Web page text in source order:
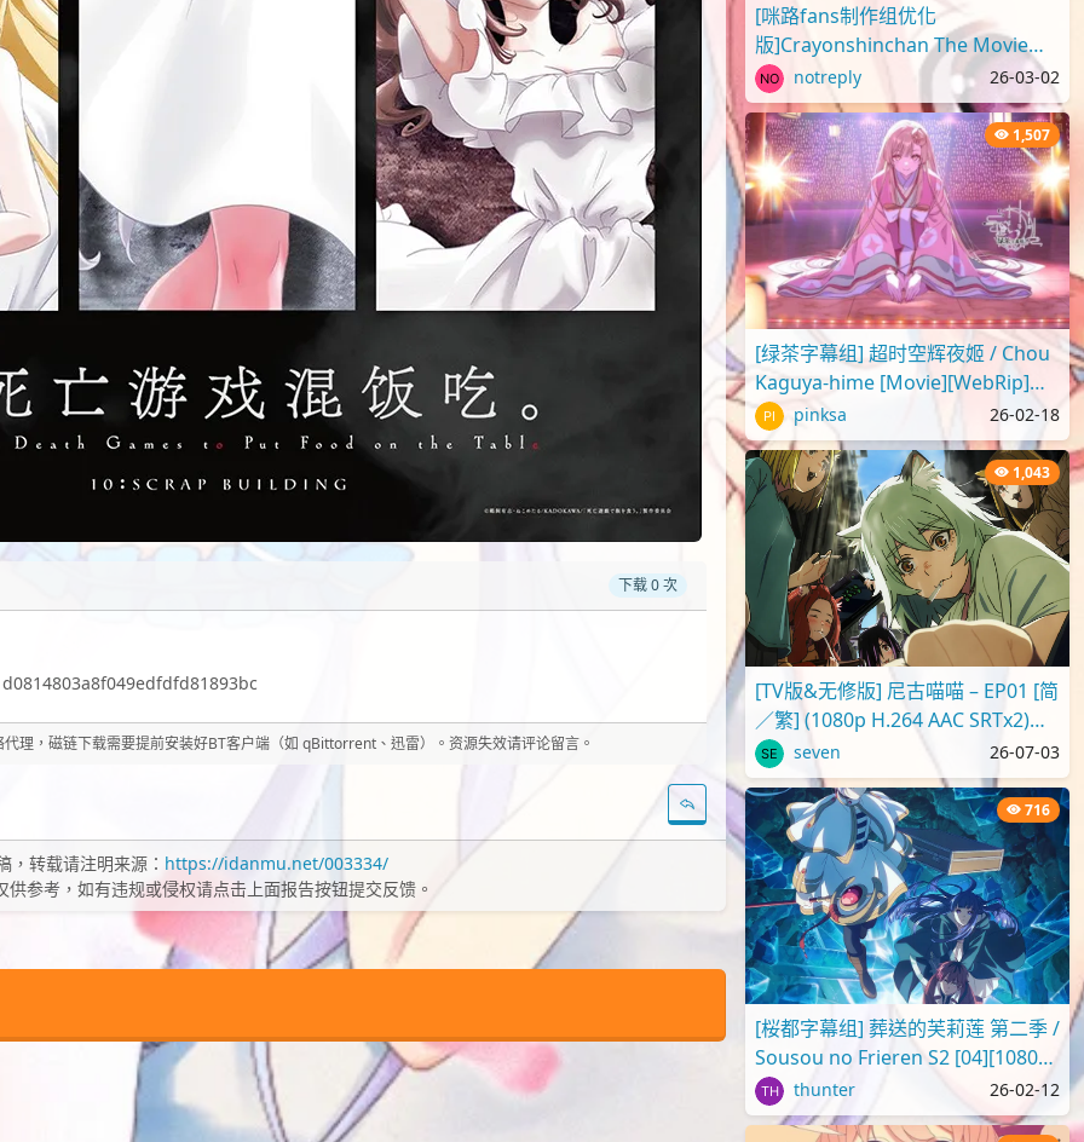
下载 0 次
理，磁链下载需要提前安装好BT客户端（如 qBittorrent、迅雷）。资源失效请评论留言。
，转载请注明来源： https://idanmu.net/003334/
参考，如有违规或侵权请点击上面报告按钮提交反馈。
[咪路fans制作组优化
版]Crayonshinchan The Movie
2025 蜡笔小新剧场版2025 超华
丽！灼热的春日部舞者们[..
notreply 26-03-02
1,507
[绿茶字幕组] 超时空辉夜姬 / Chou
Kaguya-hime [Movie][WebRip]
[1080p][简繁日内封]
pinksa 26-02-18
1,043
[TV版&无修版] 尼古喵喵 – EP01 [简
／繁] (1080p H.264 AAC SRTx2)
{Yani Neko | ヤニねこ | C..
seven 26-07-03
716
[桜都字幕组] 葬送的芙莉莲 第二季 /
Sousou no Frieren S2 [04][1080p]
[繁体内嵌]
thunter 26-02-12